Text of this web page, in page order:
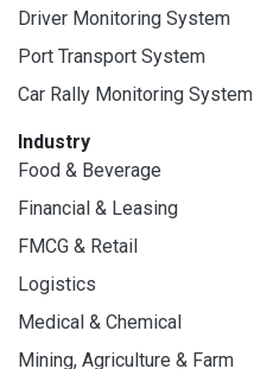
Driver Monitoring System
Port Transport System
Car Rally Monitoring System
Industry
Food & Beverage
Financial & Leasing
FMCG & Retail
Logistics
Medical & Chemical
Mining, Agriculture & Farm